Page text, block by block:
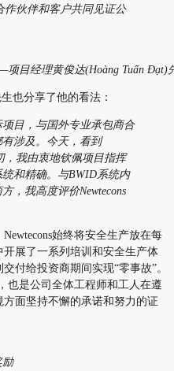
作伙伴和客户共同见证公
目经理黄俊达(Hoàng Tuấn Đạt)
也分享了他的看法：
目，与国外专业承包商合
涉及。今天，看到
，我由衷地钦佩项目指挥
和精确。与BWID系统内
，我高度评价Newtecons
始终将安全生产放在每
展了一系列培训和安全生产体
付给投资商期间实现“零事故”。
也是公司全体工程师和工人在遵
面坚持不懈的承诺和努力的证
励